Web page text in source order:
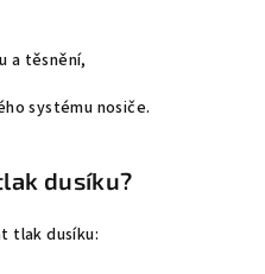
a těsnění,
systému nosiče.
dusíku?
tlak dusíku: